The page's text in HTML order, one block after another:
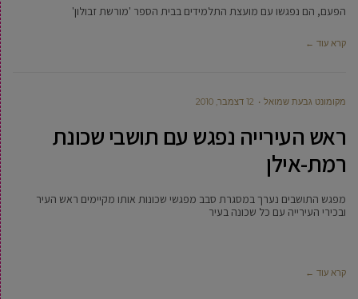
הפעם, הם נפגשו עם מועצת התלמידים בבית הספר 'מורשת זבולון'
קרא עוד ←
מקומונט גבעת שמואל 12 דצמבר, 2010
ראש העירייה נפגש עם תושבי שכונת
רמת-אילן
מפגש התושבים נערך במסגרת סבב מפגשי שכונות אותו מקיימים ראש העיר
ובכירי העירייה עם כל שכונה בעיר
קרא עוד ←